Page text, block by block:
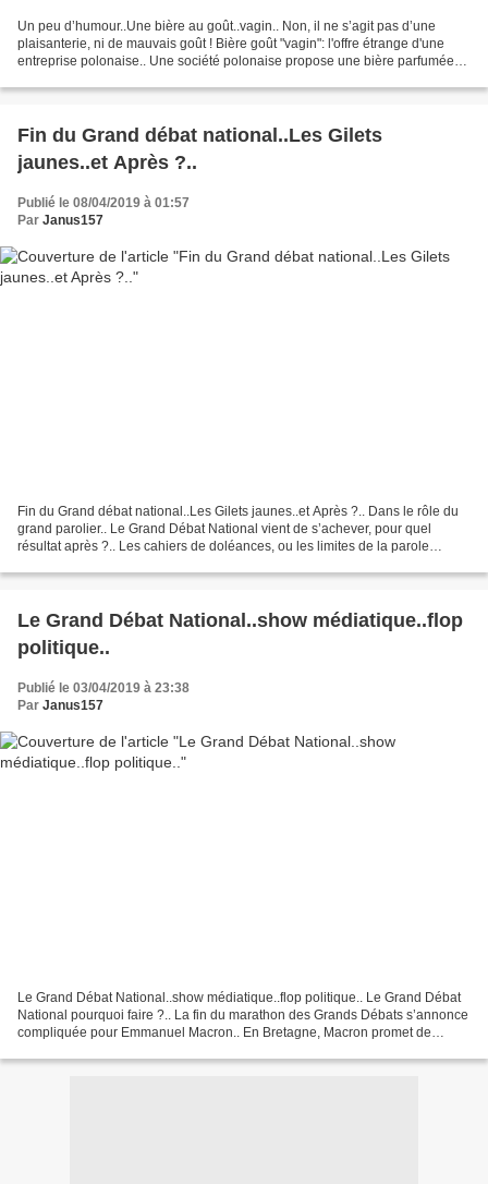
Un peu d’humour..Une bière au goût..vagin.. Non, il ne s’agit pas d’une
plaisanterie, ni de mauvais goût ! Bière goût "vagin": l'offre étrange d'une
entreprise polonaise.. Une société polonaise propose une bière parfumée
Fin du Grand débat national..Les Gilets
jaunes..et Après ?..
Publié le 08/04/2019 à 01:57
Par Janus157
Fin du Grand débat national..Les Gilets jaunes..et Après ?.. Dans le rôle du
grand parolier.. Le Grand Débat National vient de s’achever, pour quel
résultat après ?.. Les cahiers de doléances, ou les limites de la parole
Le Grand Débat National..show médiatique..flop
politique..
Publié le 03/04/2019 à 23:38
Par Janus157
Le Grand Débat National..show médiatique..flop politique.. Le Grand Débat
National pourquoi faire ?.. La fin du marathon des Grands Débats s’annonce
compliquée pour Emmanuel Macron.. En Bretagne, Macron promet de